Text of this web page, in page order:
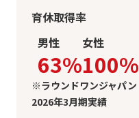
育休取得率
男性
63%
女性
100%
※ラウンドワンジャパン
2026年3月期実績